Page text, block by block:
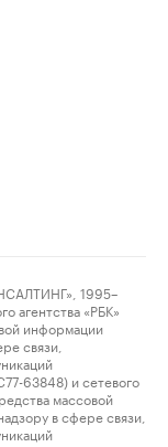
1995–
агентства «РБК»
информации
связи,
63848) и сетевого
массовой
в сфере связи,